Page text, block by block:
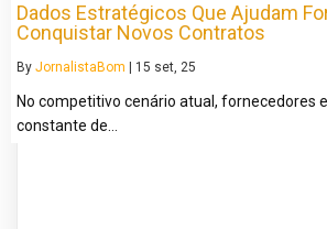
Dados Estratégicos Que Ajudam
Conquistar Novos Contratos
By JornalistaBom 15 set, 25
No competitivo cenário atual, fornecedores
constante de…